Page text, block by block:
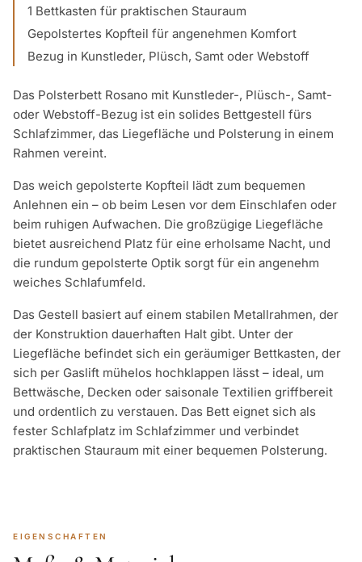
1 Bettkasten für praktischen Stauraum
Gepolstertes Kopfteil für angenehmen Komfort
Bezug in Kunstleder, Plüsch, Samt oder Webstoff
Das Polsterbett Rosano mit Kunstleder-, Plüsch-, Samt-
oder Webstoff-Bezug ist ein solides Bettgestell fürs
Schlafzimmer, das Liegefläche und Polsterung in einem
Rahmen vereint.
Das weich gepolsterte Kopfteil lädt zum bequemen
Anlehnen ein – ob beim Lesen vor dem Einschlafen oder
beim ruhigen Aufwachen. Die großzügige Liegefläche
bietet ausreichend Platz für eine erholsame Nacht, und
die rundum gepolsterte Optik sorgt für ein angenehm
weiches Schlafumfeld.
Das Gestell basiert auf einem stabilen Metallrahmen, der
der Konstruktion dauerhaften Halt gibt. Unter der
Liegefläche befindet sich ein geräumiger Bettkasten, der
sich per Gaslift mühelos hochklappen lässt – ideal, um
Bettwäsche, Decken oder saisonale Textilien griffbereit
und ordentlich zu verstauen. Das Bett eignet sich als
fester Schlafplatz im Schlafzimmer und verbindet
praktischen Stauraum mit einer bequemen Polsterung.
EIGENSCHAFTEN